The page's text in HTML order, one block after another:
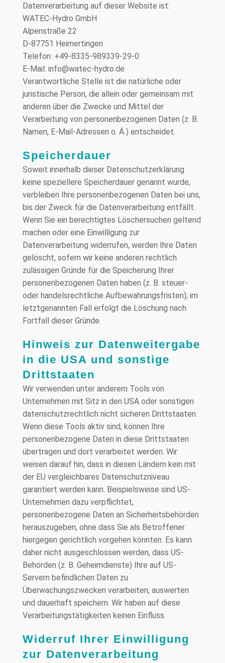
Datenverarbeitung auf dieser Website ist:
WATEC-Hydro GmbH
Alpenstraße 22
D-87751 Heimertingen
Telefon: +49-8335-989339-29-0
E-Mail: info@watec-hydro.de
Verantwortliche Stelle ist die natürliche oder
juristische Person, die allein oder gemeinsam mit
anderen über die Zwecke und Mittel der
Verarbeitung von personenbezogenen Daten (z. B.
Namen, E-Mail-Adressen o. Ä.) entscheidet.
Speicherdauer
Soweit innerhalb dieser Datenschutzerklärung
keine speziellere Speicherdauer genannt wurde,
verbleiben Ihre personenbezogenen Daten bei uns,
bis der Zweck für die Datenverarbeitung entfällt.
Wenn Sie ein berechtigtes Löschersuchen geltend
machen oder eine Einwilligung zur
Datenverarbeitung widerrufen, werden Ihre Daten
gelöscht, sofern wir keine anderen rechtlich
zulässigen Gründe für die Speicherung Ihrer
personenbezogenen Daten haben (z. B. steuer-
oder handelsrechtliche Aufbewahrungsfristen); im
letztgenannten Fall erfolgt die Löschung nach
Fortfall dieser Gründe.
Hinweis zur Datenweitergabe
in die USA und sonstige
Drittstaaten
Wir verwenden unter anderem Tools von
Unternehmen mit Sitz in den USA oder sonstigen
datenschutzrechtlich nicht sicheren Drittstaaten.
Wenn diese Tools aktiv sind, können Ihre
personenbezogene Daten in diese Drittstaaten
übertragen und dort verarbeitet werden. Wir
weisen darauf hin, dass in diesen Ländern kein mit
der EU vergleichbares Datenschutzniveau
garantiert werden kann. Beispielsweise sind US-
Unternehmen dazu verpflichtet,
personenbezogene Daten an Sicherheitsbehörden
herauszugeben, ohne dass Sie als Betroffener
hiergegen gerichtlich vorgehen könnten. Es kann
daher nicht ausgeschlossen werden, dass US-
Behörden (z. B. Geheimdienste) Ihre auf US-
Servern befindlichen Daten zu
Überwachungszwecken verarbeiten, auswerten
und dauerhaft speichern. Wir haben auf diese
Verarbeitungstätigkeiten keinen Einfluss.
Widerruf Ihrer Einwilligung
zur Datenverarbeitung